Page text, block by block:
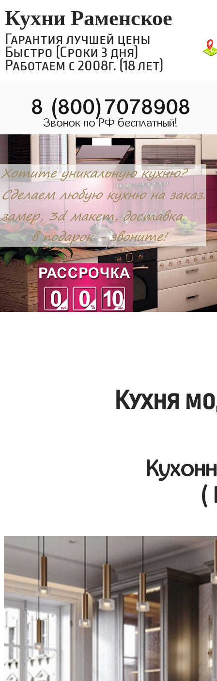
Кухни Раменское
Гарантия лучшей цены
Быстро (Сроки 3 дня)
Работаем с 2008г. (18 лет)
8 (800)7078908
Звонок по РФ бесплатный!
Кухня
(